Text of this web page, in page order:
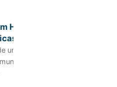
Hóspedes no
e Ferramentas
uma propriedade pode
clara e eficiente